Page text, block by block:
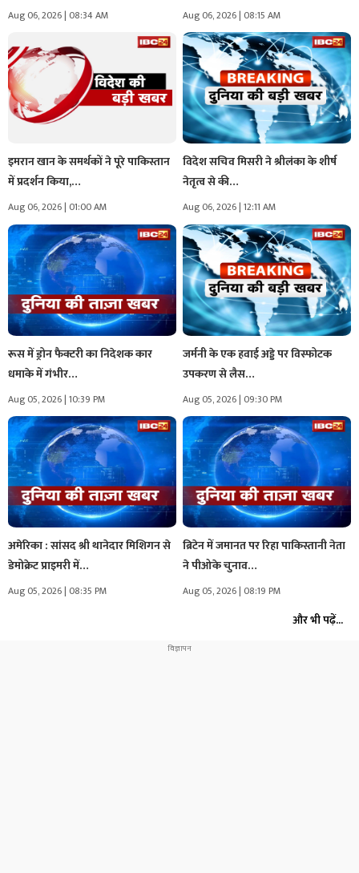
Aug 06, 2026 | 08:34 AM Aug 06, 2026 | 08:15 AM
इमरान खान के समर्थकों ने पूरे पाकिस्तान
में प्रदर्शन किया,…
Aug 06, 2026 | 01:00 AM
विदेश सचिव मिसरी ने श्रीलंका के शीर्ष
नेतृत्व से की…
Aug 06, 2026 | 12:11 AM
रूस में ड्रोन फैक्टरी का निदेशक कार
धमाके में गंभीर…
Aug 05, 2026 | 10:39 PM
जर्मनी के एक हवाई अड्डे पर विस्फोटक
उपकरण से लैस…
Aug 05, 2026 | 09:30 PM
अमेरिका : सांसद श्री थानेदार मिशिगन से
डेमोक्रेट प्राइमरी में…
Aug 05, 2026 | 08:35 PM
ब्रिटेन में जमानत पर रिहा पाकिस्तानी नेता
ने पीओके चुनाव…
Aug 05, 2026 | 08:19 PM
और भी पढ़ें...